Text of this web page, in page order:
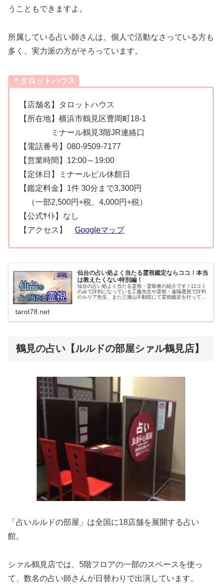
うこともできますよ。
所属している占い師さんは、個人で活動なさっている方も
多く、実力派の方がそろっています。
＊タロットハウス
【店舗名】タロットハウス
【所在地】横浜市鶴見区豊岡町18-1
ミナール鶴見3階JR連絡口
【電話番号】080-9509-7177
【営業時間】12:00～19:00
【定休日】ミナールビル休館日
【鑑定料金】1件 30分まで3,300円
（一部2,500円+税、4,000円+税）
【公式ｻｲﾄ】なし
【アクセス】 Googleマップ
仙台の占い処よく当たる霊視鑑定ならココ！本当
は教えたくない特別編！
仙台の占い処よく当たる霊視・霊能者の紹介です！口コミ
のみで評判になっている工藤先生や霊視・遠隔透視で評判
のルリア先生、また三瀧山不動院にて霊視鑑定を行ってい
tarot78.net
鶴見の占い【ルルドの部屋シァル鶴見店】
「占いルルドの部屋」は全国に18店舗を展開する占い
館。
シァル鶴見店では、5階フロアの一部のスペースを使っ
て、数名の占い師さんが日替わりで出演しています。